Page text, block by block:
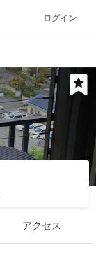
ログイン
アクセス